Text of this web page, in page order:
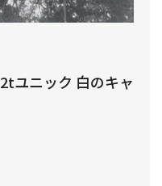
ユニック 白のキャ